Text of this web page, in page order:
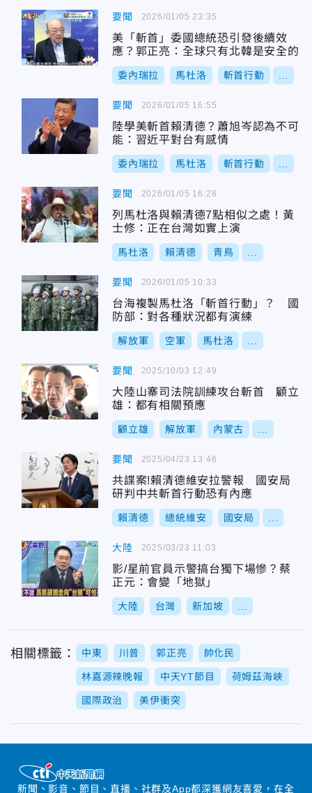
要聞
美「斬首」委國總統恐引發後續效
應？郭正亮：全球只有北韓是安全的
委內瑞拉 馬杜洛 斬首行動
2026/01/05 23:35
要聞
陸學美斬首賴清德？蕭旭岑認為不可
能：習近平對台有感情
委內瑞拉 馬杜洛 斬首行動
2026/01/05 16:55
要聞
列馬杜洛與賴清德7點相似之處！黃
士修：正在台灣如實上演
馬杜洛 賴清德 青鳥
2026/01/05 16:28
要聞
台海複製馬杜洛「斬首行動」？ 國
防部：對各種狀況都有演練
解放軍 空軍 馬杜洛
2026/01/05 10:33
要聞
大陸山寨司法院訓練攻台斬首 顧立
雄：都有相關預應
顧立雄 解放軍 內蒙古
2025/10/03 12:49
要聞
共諜案!賴清德維安拉警報 國安局
研判中共斬首行動恐有內應
賴清德 總統維安 國安局
2025/04/23 13:46
大陸
影/星前官員示警搞台獨下場慘？蔡
正元：會變「地獄」
大陸 台灣 新加坡
2025/03/23 11:03
相關標籤： 中東 川普 郭正亮 帥化民
林嘉源辣晚報 中天YT節目 荷姆茲海峽
國際政治 美伊衝突
新聞、影音、節目、直播、社群及App都深獲網友喜愛，在全